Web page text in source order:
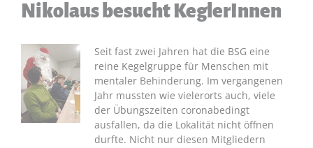
Nikolaus besucht KeglerInnen
Seit fast zwei Jahren hat die BSG eine
reine Kegelgruppe für Menschen mit
mentaler Behinderung. Im vergangenen
Jahr mussten wie vielerorts auch, viele
der Übungszeiten coronabedingt
ausfallen, da die Lokalität nicht öffnen
durfte. Nicht nur diesen Mitgliedern